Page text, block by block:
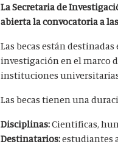
La Secretaria de
abierta la convocatoria a
Las becas están
investigación en el marco
instituciones
Las becas tienen una
Disciplinas:Científicas,
Destinatarios:estudiantes